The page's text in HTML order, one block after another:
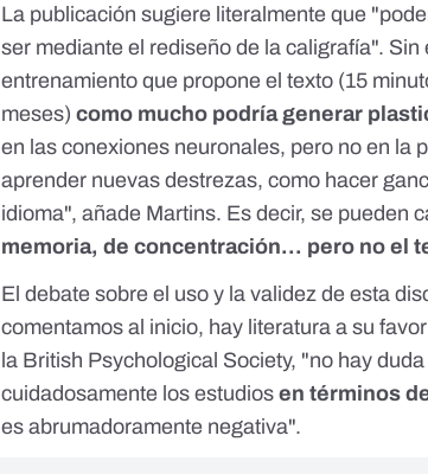
La publicación sugiere literalmente que
ser mediante el rediseño de la caligrafía".
entrenamiento que propone el texto (15
meses)como mucho podría generar
en las conexiones neuronales, pero no en la
aprender nuevas destrezas, como hacer
idioma", añade Martins. Es decir, se pueden
memoria, de concentración... pero no el
El debate sobre el uso y la validez de esta
comentamos al inicio, hay literatura a su
la British Psychological Society, "no hay
cuidadosamente los estudiosen términos
es abrumadoramente negativa".